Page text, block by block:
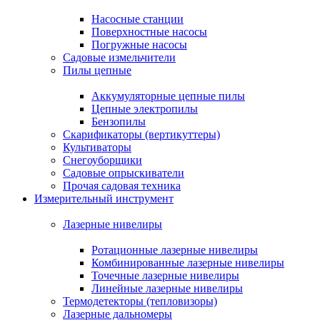
Насосные станции
Поверхностные насосы
Погружные насосы
Садовые измельчители
Пилы цепные
Аккумуляторные цепные пилы
Цепные электропилы
Бензопилы
Скарификаторы (вертикуттеры)
Культиваторы
Снегоуборщики
Садовые опрыскиватели
Прочая садовая техника
Измерительный инструмент
Лазерные нивелиры
Ротационные лазерные нивелиры
Комбинированные лазерные нивелиры
Точечные лазерные нивелиры
Линейные лазерные нивелиры
Термодетекторы (тепловизоры)
Лазерные дальномеры